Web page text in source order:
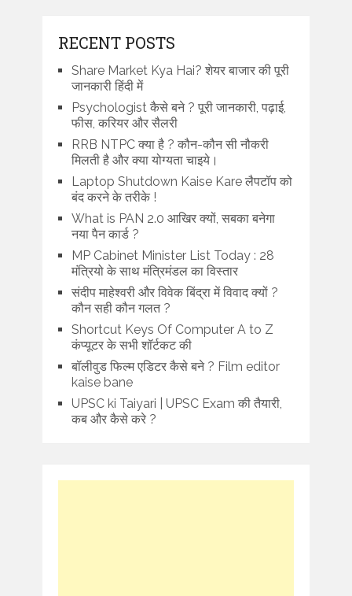
RECENT POSTS
Share Market Kya Hai? शेयर बाजार की पूरी
जानकारी हिंदी में
Psychologist कैसे बने ? पूरी जानकारी, पढ़ाई,
फीस, करियर और सैलरी
RRB NTPC क्या है ? कौन-कौन सी नौकरी
मिलती है और क्या योग्यता चाइये।
Laptop Shutdown Kaise Kare लैपटॉप को
बंद करने के तरीके !
What is PAN 2.0 आखिर क्यों, सबका बनेगा
नया पैन कार्ड ?
MP Cabinet Minister List Today : 28
मंत्रियो के साथ मंत्रिमंडल का विस्तार
संदीप माहेश्वरी और विवेक बिंद्रा में विवाद क्यों ?
कौन सही कौन गलत ?
Shortcut Keys Of Computer A to Z
कंप्यूटर के सभी शॉर्टकट की
बॉलीवुड फिल्म एडिटर कैसे बने ? Film editor
kaise bane
UPSC ki Taiyari | UPSC Exam की तैयारी,
कब और कैसे करे ?